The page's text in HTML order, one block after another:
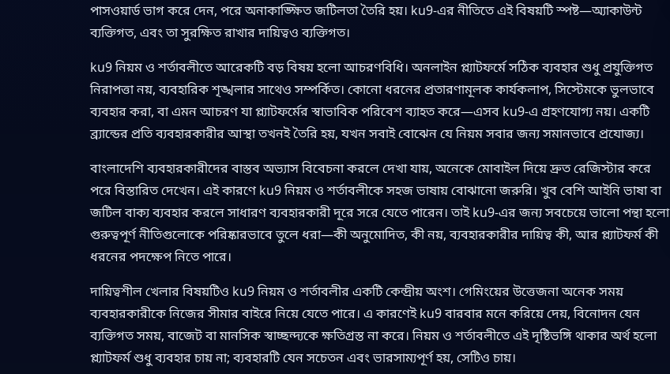
পাসওয়ার্ড ভাগ করে দেন, পরে অনাকাঙ্ক্ষিত জটিলতা তৈরি হয়। ku9-এর নীতিতে এই বিষয়টি স্পষ্ট—অ্যাকাউন্ট
ব্যক্তিগত, এবং তা সুরক্ষিত রাখার দায়িত্বও ব্যক্তিগত।
ku9 নিয়ম ও শর্তাবলীতে আরেকটি বড় বিষয় হলো আচরণবিধি। অনলাইন প্ল্যাটফর্মে সঠিক ব্যবহার শুধু প্রযুক্তিগত
নিরাপত্তা নয়, ব্যবহারিক শৃঙ্খলার সাথেও সম্পর্কিত। কোনো ধরনের প্রতারণামূলক কার্যকলাপ, সিস্টেমকে ভুলভাবে
ব্যবহার করা, বা এমন আচরণ যা প্ল্যাটফর্মের স্বাভাবিক পরিবেশ ব্যাহত করে—এসব ku9-এ গ্রহণযোগ্য নয়। একটি
ব্র্যান্ডের প্রতি ব্যবহারকারীর আস্থা তখনই তৈরি হয়, যখন সবাই বোঝেন যে নিয়ম সবার জন্য সমানভাবে প্রযোজ্য।
বাংলাদেশি ব্যবহারকারীদের বাস্তব অভ্যাস বিবেচনা করলে দেখা যায়, অনেকে মোবাইল দিয়ে দ্রুত রেজিস্টার করে
পরে বিস্তারিত দেখেন। এই কারণে ku9 নিয়ম ও শর্তাবলীকে সহজ ভাষায় বোঝানো জরুরি। খুব বেশি আইনি ভাষা বা
জটিল বাক্য ব্যবহার করলে সাধারণ ব্যবহারকারী দূরে সরে যেতে পারেন। তাই ku9-এর জন্য সবচেয়ে ভালো পন্থা হলো
গুরুত্বপূর্ণ নীতিগুলোকে পরিষ্কারভাবে তুলে ধরা—কী অনুমোদিত, কী নয়, ব্যবহারকারীর দায়িত্ব কী, আর প্ল্যাটফর্ম কী
ধরনের পদক্ষেপ নিতে পারে।
দায়িত্বশীল খেলার বিষয়টিও ku9 নিয়ম ও শর্তাবলীর একটি কেন্দ্রীয় অংশ। গেমিংয়ের উত্তেজনা অনেক সময়
ব্যবহারকারীকে নিজের সীমার বাইরে নিয়ে যেতে পারে। এ কারণেই ku9 বারবার মনে করিয়ে দেয়, বিনোদন যেন
ব্যক্তিগত সময়, বাজেট বা মানসিক স্বাচ্ছন্দ্যকে ক্ষতিগ্রস্ত না করে। নিয়ম ও শর্তাবলীতে এই দৃষ্টিভঙ্গি থাকার অর্থ হলো
প্ল্যাটফর্ম শুধু ব্যবহার চায় না; ব্যবহারটি যেন সচেতন এবং ভারসাম্যপূর্ণ হয়, সেটিও চায়।